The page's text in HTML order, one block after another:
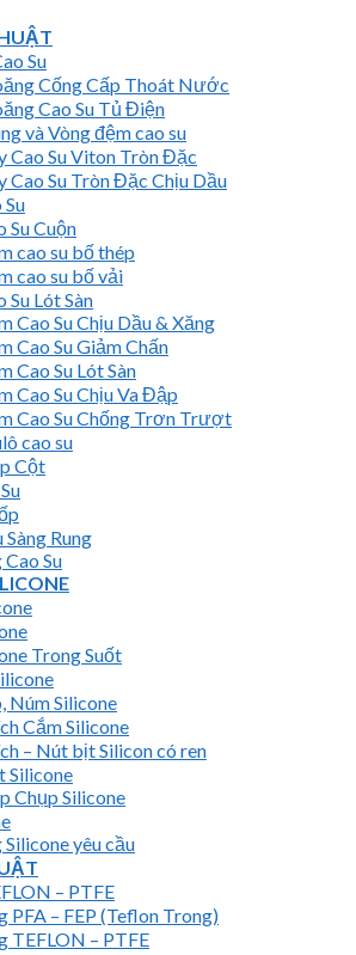
Su
Cống Cấp Thoát Nước
Cao Su Tủ Điện
và Vòng đệm cao su
Cao Su Viton Tròn Đặc
Cao Su Tròn Đặc Chịu Dầu
Su Cuộn
cao su bố thép
cao su bố vải
Su Lót Sàn
Cao Su Chịu Dầu & Xăng
Cao Su Giảm Chấn
Cao Su Lót Sàn
Cao Su Chịu Va Đập
Cao Su Chống Trơn Trượt
cao su
Cột
Sàng Rung
Su
Trong Suốt
Núm Silicone
Cắm Silicone
– Nút bịt Silicon có ren
Silicone
Chụp Silicone
Silicone yêu cầu
– PTFE
PFA – FEP (Teflon Trong)
TEFLON – PTFE